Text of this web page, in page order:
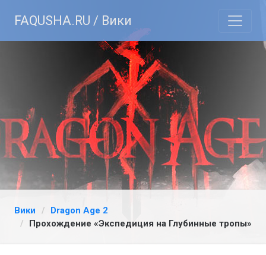
FAQUSHA.RU / Вики
Вики
Dragon Age 2
Прохождение «Экспедиция на Глубинные тропы»